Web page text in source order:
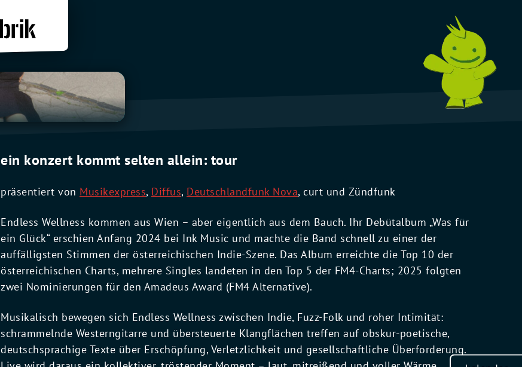
ein konzert kommt selten allein: tour
präsentiert von Musikexpress, Diffus, Deutschlandfunk Nova, curt und Zündfunk
Endless Wellness kommen aus Wien – aber eigentlich aus dem Bauch. Ihr Debütalbum „Was für
ein Glück“ erschien Anfang 2024 bei Ink Music und machte die Band schnell zu einer der
auffälligsten Stimmen der österreichischen Indie-Szene. Das Album erreichte die Top 10 der
österreichischen Charts, mehrere Singles landeten in den Top 5 der FM4-Charts; 2025 folgten
zwei Nominierungen für den Amadeus Award (FM4 Alternative).
Musikalisch bewegen sich Endless Wellness zwischen Indie, Fuzz-Folk und roher Intimität:
schrammelnde Westerngitarre und übersteuerte Klangflächen treffen auf obskur-poetische,
deutschsprachige Texte über Erschöpfung, Verletzlichkeit und gesellschaftliche Überforderung.